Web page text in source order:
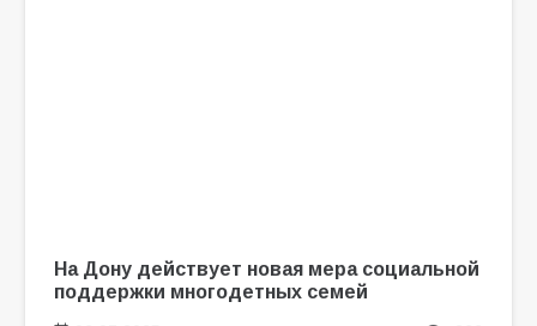
На Дону действует новая мера социальной
поддержки многодетных семей